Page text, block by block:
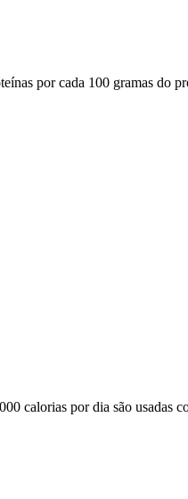
por cada 100 gramas do
calorias por dia são usadas